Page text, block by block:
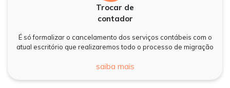
Trocar de
contador
É só formalizar o cancelamento dos serviços contábeis com o
atual escritório que realizaremos todo o processo de migração
saiba mais